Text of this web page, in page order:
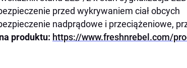
przed wykrywaniem ciał obcych
nadprądowe i przeciążeniowe,
produktu: https://www.freshnrebel.com/